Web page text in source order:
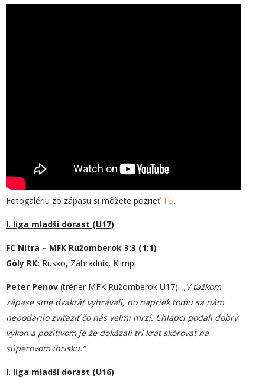
Fotogalériu zo zápasu si môžete pozrieťTU.
I. liga mladší dorast (U17)
FC Nitra – MFK Ružomberok 3:3 (1:1)
Góly RK: Rusko, Záhradník, Klimpl
Peter Penov (tréner MFK Ružomberok U17): „V ťažkom
zápase sme dvakrát vyhrávali, no napriek tomu sa nám
nepodarilo zvíťaziť čo nás veľmi mrzí. Chlapci podali dobrý
výkon a pozitívom je že dokázali tri krát skórovať na
súperovom ihrisku.“
I. liga mladší dorast (U16)